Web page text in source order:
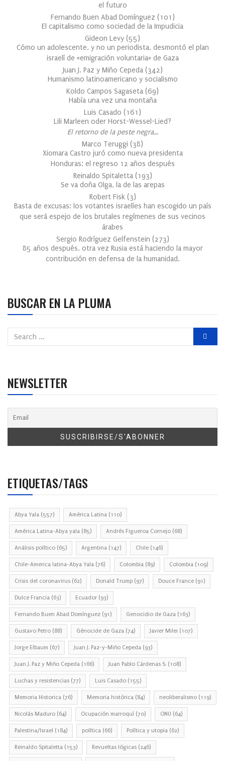
el futuro
Fernando Buen Abad Domínguez (101 )
El capitalismo como sociedad de la Impudicia
Gideon Levy (55)
Cómo un adolescente, y no un periodista, desmontó el plan
israelí de «emigración voluntaria» de Gaza
Juan J. Paz y Miño Cepeda (342)
Humanismo latinoamericano y socialismo
Koldo Campos Sagaseta (69)
Había una vez una montaña
Luis Casado (161 )
Lili Marleen oder Horst-Wessel-Lied?
El retorno de la peste negra…
Marco Teruggi (38)
Xiomara Castro juró como nueva presidenta
Honduras: el regreso 12 años después
Reinaldo Spitaletta (193)
Se va doña Olga, la de las arepas
Robert Fisk (3)
Basta de excusas: los votantes israelíes han escogido un país
que será espejo de los brutales regímenes de sus vecinos
árabes
Sergio Rodríguez Gelfenstein (273)
85 años después, otra vez Rusia está haciendo la mayor
contribución en defensa de la humanidad.
BUSCAR EN LA PLUMA
NEWSLETTER
ETIQUETAS/TAGS
Abya Yala (557) América Latina (110)
América Latina-Abya yala (85) Andrés Figueroa Cornejo (68)
Análisis político (65) Argentina (147) Chile (146)
Chile-America latina-Abya Yala (76) Colombia (89) Colombia (109)
Crisis del coronavirus (62) Donald Trump (97) Douce France (91)
Dulce Francia (63) Ecuador (93)
Fernando Buen Abad Domínguez (91) Genocidio de Gaza (163)
Gustavo Petro (88) Génocide de Gaza (74) Javier Milei (107)
Jorge Elbaum (67) Juan J. Paz-y-Miño Cepeda (93)
Juan J. Paz y Miño Cepeda (166) Juan Pablo Cárdenas S. (108)
Luchas y resistencias (77) Luis Casado (155)
Memoria Historica (76) Memoria histórica (84) neoliberalismo (119)
Nicolás Maduro (64) Ocupación marroquí (70) ONU (64)
Palestina/Israel (184) política (66) Política y utopia (62)
Reinaldo Spitaletta (153) Revueltas lógicas (246)